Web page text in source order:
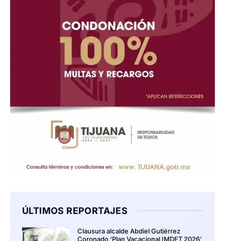
ÚLTIMOS REPORTAJES
Clausura alcalde Abdiel Gutiérrez
Coronado ‘Plan Vacacional IMDET 2026’